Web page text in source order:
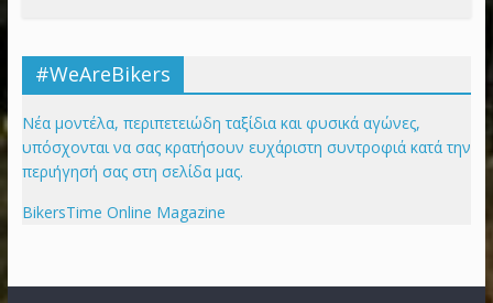
#WeAreBikers
Νέα μοντέλα, περιπετειώδη ταξίδια και φυσικά αγώνες,
υπόσχονται να σας κρατήσουν ευχάριστη συντροφιά κατά την
περιήγησή σας στη σελίδα μας.
BikersTime Online Magazine